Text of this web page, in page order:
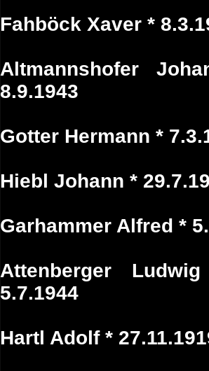
Fahböck Xaver *
Altmannshofer
8.9.1943
Gotter Hermann *
Hiebl Johann *
Garhammer Alfred *
Attenberger
5.7.1944
Hartl Adolf *